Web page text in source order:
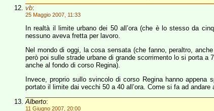
vb:
25 Maggio 2007, 11:33
In realtà il limite urbano dei 50 all’ora (che è lo stesso da
nessuno aveva fretta per lavoro.
Nel mondo di oggi, la cosa sensata (che fanno, peraltro,
però poi sulle strade urbane di grande scorrimento lo si porta
anche al fondo di corso Regina).
Invece, proprio sullo svincolo di corso Regina hanno
portato il limite dai vecchi 50 a 40 all’ora. Come si fa ad
Alberto:
11 Giugno 2007, 20:00